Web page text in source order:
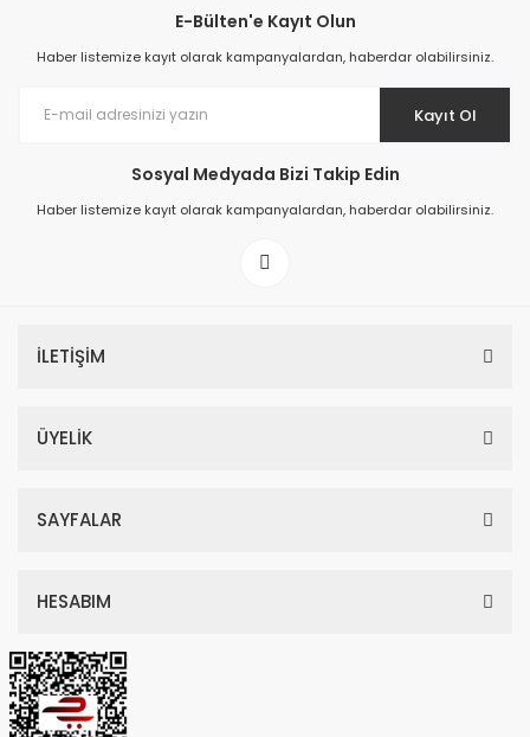
Prime ArtDECO Duvar Kağıdı Tutkalı 500 gr
199,00 TL
E-Bülten'e Kayıt Olun
Haber listemize kayıt olarak kampanyalardan, haberdar olabilirsiniz.
Kayıt Ol
Sosyal Medyada Bizi Takip Edin
Haber listemize kayıt olarak kampanyalardan, haberdar olabilirsiniz.
İLETİŞİM
ÜYELİK
SAYFALAR
HESABIM